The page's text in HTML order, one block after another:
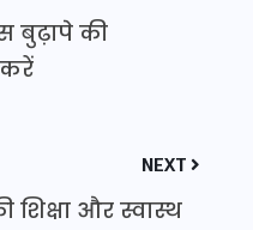
बुढ़ापे की
करें
NEXT
शिक्षा और स्वास्थ